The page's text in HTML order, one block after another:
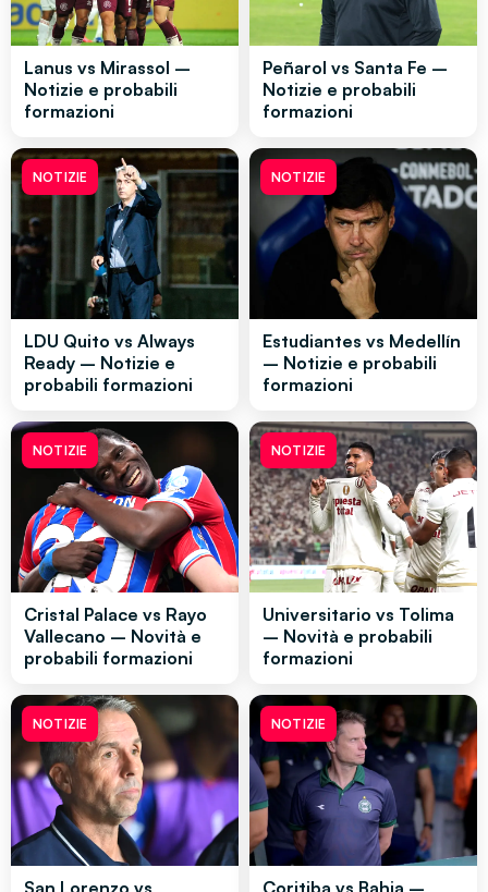
Lanus vs Mirassol –
Notizie e probabili
formazioni
Peñarol vs Santa Fe –
Notizie e probabili
formazioni
NOTIZIE
LDU Quito vs Always
Ready – Notizie e
probabili formazioni
NOTIZIE
Estudiantes vs Medellín
– Notizie e probabili
formazioni
NOTIZIE
Cristal Palace vs Rayo
Vallecano – Novità e
probabili formazioni
NOTIZIE
Universitario vs Tolima
– Novità e probabili
formazioni
NOTIZIE
San Lorenzo vs
NOTIZIE
Coritiba vs Bahia –